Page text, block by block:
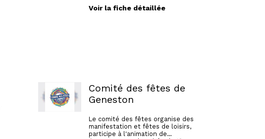
Voir la fiche détaillée
Comité des fêtes de
Geneston
Le comité des fêtes organise des
manifestation et fêtes de loisirs,
participe à l'animation de